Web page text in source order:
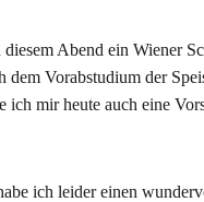
Abend ein Wiener
dem Vorabstudium der
ich mir heute auch eine
ich leider einen